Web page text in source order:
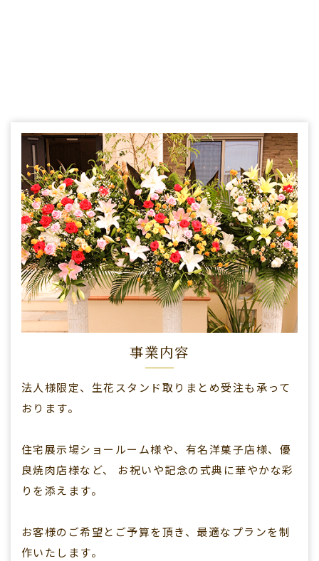
事業内容
法人様限定、生花スタンド取りまとめ受注も承って
おります。
住宅展示場ショールーム様や、有名洋菓子店様、優
良焼肉店様など、
お祝いや記念の式典に華やかな彩
りを添えます。
お客様のご希望とご予算を頂き、最適なプランを制
作いたします。